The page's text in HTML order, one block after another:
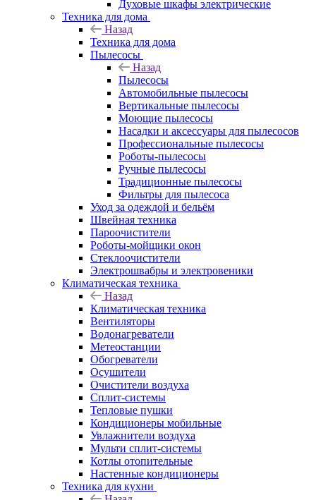
Духовые шкафы электрические
Техника для дома
Назад
Техника для дома
Пылесосы
Назад
Пылесосы
Автомобильные пылесосы
Вертикальные пылесосы
Моющие пылесосы
Насадки и аксессуары для пылесосов
Профессиональные пылесосы
Роботы-пылесосы
Ручные пылесосы
Традиционные пылесосы
Фильтры для пылесоса
Уход за одеждой и бельём
Швейная техника
Пароочистители
Роботы-мойщики окон
Стеклоочистители
Электрошвабры и электровеники
Климатическая техника
Назад
Климатическая техника
Вентиляторы
Водонагреватели
Метеостанции
Обогреватели
Осушители
Очистители воздуха
Сплит-системы
Тепловые пушки
Кондиционеры мобильные
Увлажнители воздуха
Мульти сплит-системы
Котлы отопительные
Настенные кондиционеры
Техника для кухни